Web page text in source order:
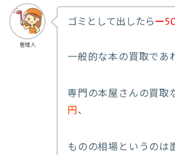
管理人
ゴミとして出したらー
一般的な本の買取であ
専門の本屋さんの買取
円、
ものの相場というのは